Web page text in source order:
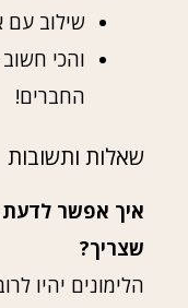
שילוב עם
והכי
החברים!
שאלות ותשובות
איך אפשר לדעת
שצריך?
הלימונים יהיו